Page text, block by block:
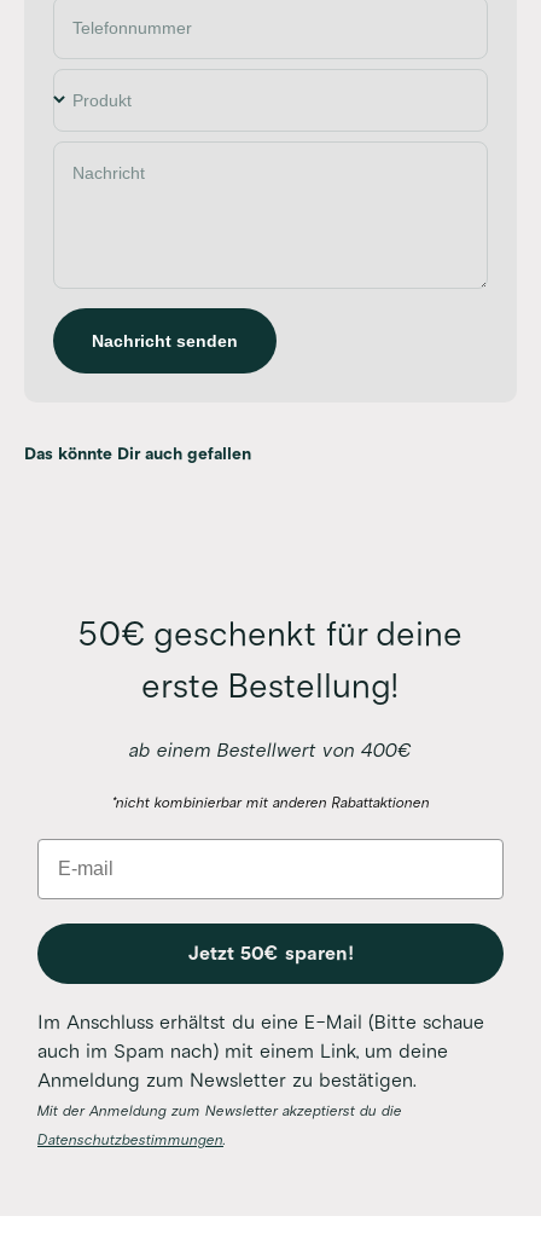
Telefonnummer
Produkt
Nachricht
Nachricht senden
50€ geschenkt für deine
erste Bestellung!
ab einem Bestellwert von 400€
*nicht kombinierbar mit anderen Rabattaktionen
Email
Jetzt 50€ sparen!
Im Anschluss erhältst du eine E-Mail (Bitte schaue
auch im Spam nach) mit einem Link, um deine
Anmeldung zum Newsletter zu bestätigen.
Mit der Anmeldung zum Newsletter akzeptierst du die
Datenschutzbestimmungen.